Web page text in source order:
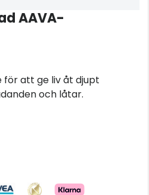
AAVA-
att ge liv åt djupt
och låtar.